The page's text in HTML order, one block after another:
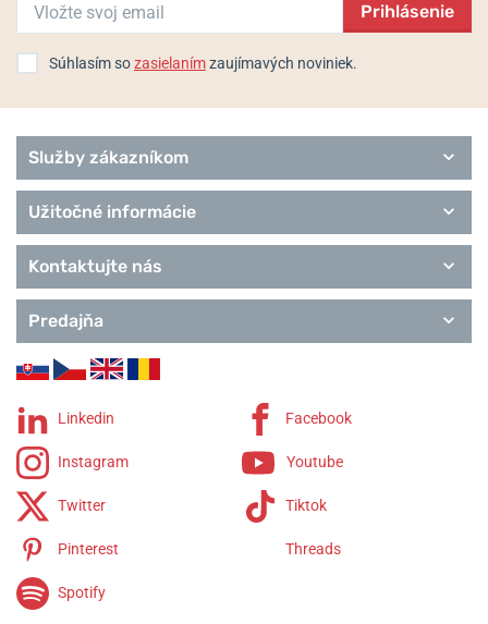
Prihlásenie
Súhlasím sozasielanímzaujímavých noviniek.
Služby zákazníkom
Užitočné informácie
Kontaktujte nás
Predajňa
Linkedin Facebook
Instagram Youtube
Twitter Tiktok
Pinterest Threads
Spotify